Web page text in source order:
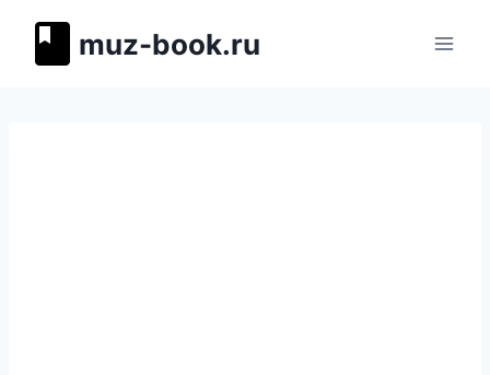
muz-book.ru